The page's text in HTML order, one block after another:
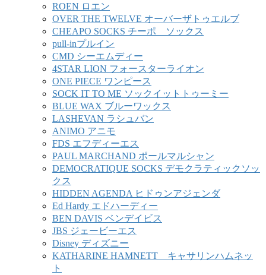
ROEN ロエン
OVER THE TWELVE オーバーザトゥエルブ
CHEAPO SOCKS チーポ ソックス
pull-inプルイン
CMD シーエムディー
4STAR LION フォースターライオン
ONE PIECE ワンピース
SOCK IT TO ME ソックイットトゥーミー
BLUE WAX ブルーワックス
LASHEVAN ラシュバン
ANIMO アニモ
FDS エフディーエス
PAUL MARCHAND ポールマルシャン
DEMOCRATIQUE SOCKS デモクラティックソッ
クス
HIDDEN AGENDA ヒドゥンアジェンダ
Ed Hardy エドハーディー
BEN DAVIS ベンデイビス
JBS ジェービーエス
Disney ディズニー
KATHARINE HAMNETT キャサリンハムネッ
ト